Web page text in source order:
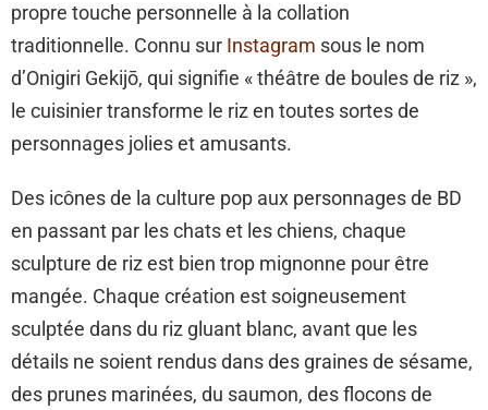
propre touche personnelle à la collation
traditionnelle. Connu sur Instagram sous le nom
d’Onigiri Gekijō, qui signifie « théâtre de boules de riz »,
le cuisinier transforme le riz en toutes sortes de
personnages jolies et amusants.
Des icônes de la culture pop aux personnages de BD
en passant par les chats et les chiens, chaque
sculpture de riz est bien trop mignonne pour être
mangée. Chaque création est soigneusement
sculptée dans du riz gluant blanc, avant que les
détails ne soient rendus dans des graines de sésame,
des prunes marinées, du saumon, des flocons de